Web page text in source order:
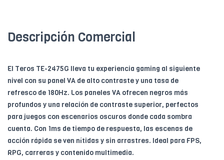
Descripción Comercial
El Teros TE-2475G lleva tu experiencia gaming al siguiente
nivel con su panel VA de alto contraste y una tasa de
refresco de 180Hz. Los paneles VA ofrecen negros más
profundos y una relación de contraste superior, perfectos
para juegos con escenarios oscuros donde cada sombra
cuenta. Con 1ms de tiempo de respuesta, las escenas de
acción rápida se ven nítidas y sin arrastres. Ideal para FPS,
RPG, carreras y contenido multimedia.